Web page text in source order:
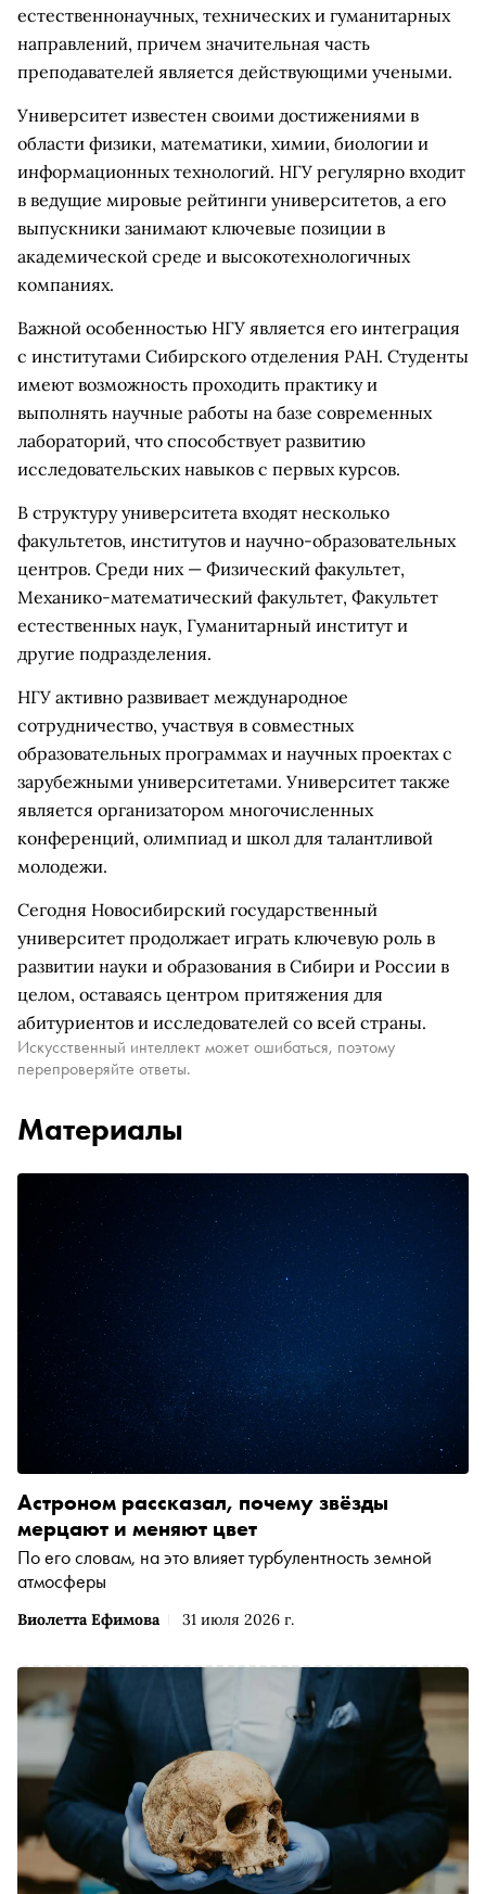
естественнонаучных, технических и гуманитарных
направлений, причем значительная часть
преподавателей является действующими учеными.
Университет известен своими достижениями в
области физики, математики, химии, биологии и
информационных технологий. НГУ регулярно входит
в ведущие мировые рейтинги университетов, а его
выпускники занимают ключевые позиции в
академической среде и высокотехнологичных
компаниях.
Важной особенностью НГУ является его интеграция
с институтами Сибирского отделения РАН. Студенты
имеют возможность проходить практику и
выполнять научные работы на базе современных
лабораторий, что способствует развитию
исследовательских навыков с первых курсов.
В структуру университета входят несколько
факультетов, институтов и научно-образовательных
центров. Среди них — Физический факультет,
Механико-математический факультет, Факультет
естественных наук, Гуманитарный институт и
другие подразделения.
НГУ активно развивает международное
сотрудничество, участвуя в совместных
образовательных программах и научных проектах с
зарубежными университетами. Университет также
является организатором многочисленных
конференций, олимпиад и школ для талантливой
молодежи.
Сегодня Новосибирский государственный
университет продолжает играть ключевую роль в
развитии науки и образования в Сибири и России в
целом, оставаясь центром притяжения для
абитуриентов и исследователей со всей страны.
Искусственный интеллект может ошибаться, поэтому
перепроверяйте ответы.
Материалы
Виолетта Ефимова 31 июля 2026 г.
Астроном рассказал, почему звёзды
мерцают и меняют цвет
По его словам, на это влияет турбулентность земной
атмосферы